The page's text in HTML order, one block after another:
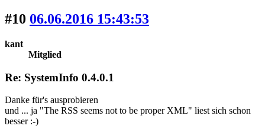
#10 06.06.2016 15:43:53
kant
Mitglied
Re: SystemInfo 0.4.0.1
Danke für's ausprobieren
und ... ja "The RSS seems not to be proper XML" liest sich schon
besser :-)